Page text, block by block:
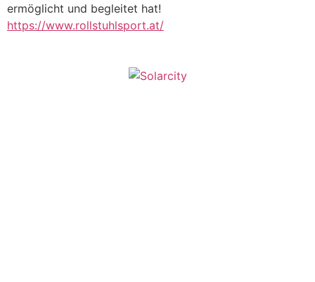
ermöglicht und begleitet hat!
https://www.rollstuhlsport.at/